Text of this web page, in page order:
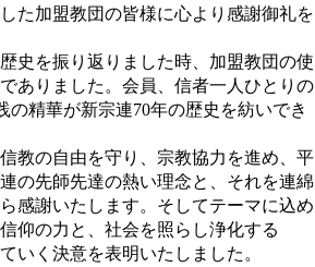
た加盟教団の皆様に心より感謝御礼を
史を振り返りました時、加盟教団の使
ありました。会員、信者一人ひとりの
精華が新宗連70年の歴史を紡いでき
教の自由を守り、宗教協力を進め、平
の先師先達の熱い理念と、それを連綿
感謝いたします。そしてテーマに込め
仰の力と、社会を照らし浄化する
いく決意を表明いたしました。